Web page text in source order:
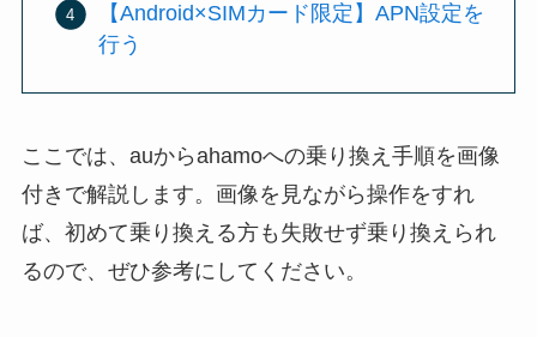
【Android×SIMカード限定】APN設定を
行う
ここでは、auからahamoへの乗り換え手順を画像
付きで解説します。画像を見ながら操作をすれ
ば、初めて乗り換える方も失敗せず乗り換えられ
るので、ぜひ参考にしてください。